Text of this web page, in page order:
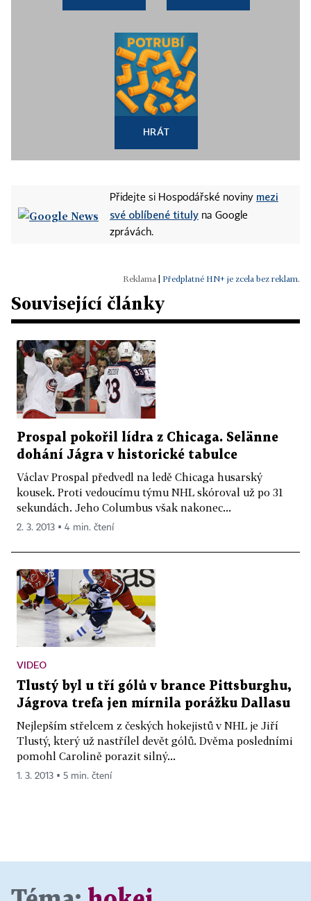
HRÁT
Přidejte si Hospodářské noviny mezi
své oblíbené tituly na Google
zprávách.
Předplatné HN+ je zcela bez reklam.
Související články
Prospal pokořil lídra z Chicaga. Selänne
dohání Jágra v historické tabulce
Václav Prospal předvedl na ledě Chicaga husarský
kousek. Proti vedoucímu týmu NHL skóroval už po 31
sekundách. Jeho Columbus však nakonec...
2. 3. 2013 ▪ 4 min. čtení
VIDEO
Tlustý byl u tří gólů v brance Pittsburghu,
Jágrova trefa jen mírnila porážku Dallasu
Nejlepším střelcem z českých hokejistů v NHL je Jiří
Tlustý, který už nastřílel devět gólů. Dvěma posledními
pomohl Carolině porazit silný...
1. 3. 2013 ▪ 5 min. čtení